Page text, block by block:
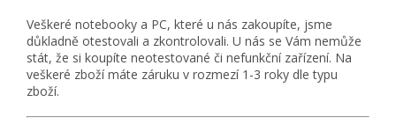
Veškeré notebooky a PC, které u nás zakoupíte, jsme
důkladně otestovali a zkontrolovali. U nás se Vám nemůže
stát, že si koupíte neotestované či nefunkční zařízení. Na
veškeré zboží máte záruku v rozmezí 1-3 roky dle typu
zboží.